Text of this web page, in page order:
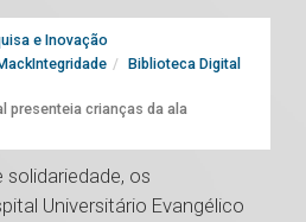
e Inovação
Biblioteca Digital
presenteia crianças da ala
os
Universitário Evangélico